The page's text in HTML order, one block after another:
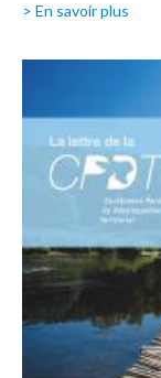
> En savoir plus